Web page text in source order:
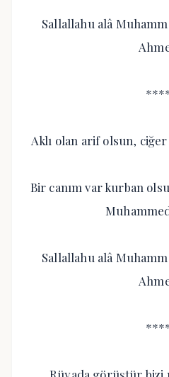
Sallallahu alâ
Aklı olan arif olsun,
Bir canım var kurban
Sallallahu alâ